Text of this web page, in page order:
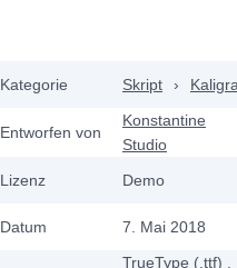
Kategorie Skript ›
Entworfen von
Konstantine
Studio
Lizenz
Demo
Datum 7. Mai 2018
TrueType (.ttf)